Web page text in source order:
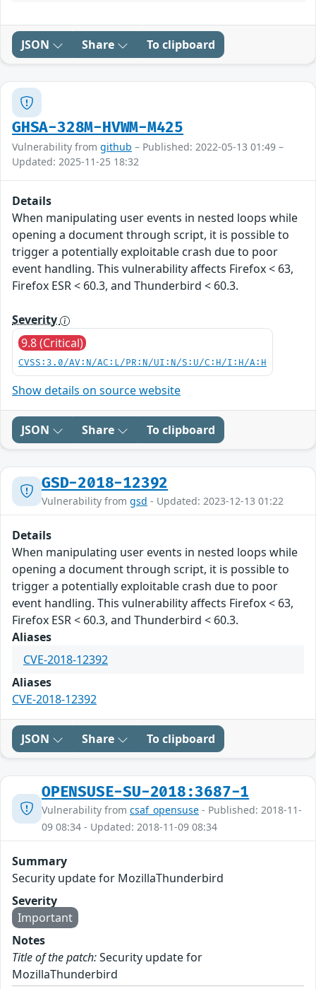
JSON Share To clipboard
GHSA-328M-HVWM-M425
Vulnerability from github – Published: 2022-05-13 01:49 –
Updated: 2025-11-25 18:32
Details
When manipulating user events in nested loops while
opening a document through script, it is possible to
trigger a potentially exploitable crash due to poor
event handling. This vulnerability affects Firefox < 63,
Firefox ESR < 60.3, and Thunderbird < 60.3.
Severity
9.8 (Critical)
CVSS:3.0/AV:N/AC:L/PR:N/UI:N/S:U/C:H/I:H/A:H
Show details on source website
JSON Share To clipboard
GSD-2018-12392
Vulnerability from gsd - Updated: 2023-12-13 01:22
Details
When manipulating user events in nested loops while
opening a document through script, it is possible to
trigger a potentially exploitable crash due to poor
event handling. This vulnerability affects Firefox < 63,
Firefox ESR < 60.3, and Thunderbird < 60.3.
Aliases
CVE-2018-12392
Aliases
CVE-2018-12392
JSON Share To clipboard
OPENSUSE-SU-2018:3687-1
Vulnerability from csaf_opensuse - Published: 2018-11-
09 08:34 - Updated: 2018-11-09 08:34
Summary
Security update for MozillaThunderbird
Severity
Important
Notes
Title of the patch:Security update for
MozillaThunderbird